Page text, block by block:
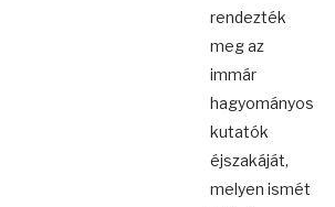
rendezték
meg az
immár
hagyományos
kutatók
éjszakáját,
melyen ismét